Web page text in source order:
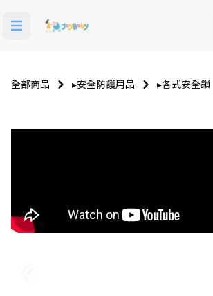
全部商品 ▸安全防護用品 ▸各式安全鎖
玩具 寶寶西裝